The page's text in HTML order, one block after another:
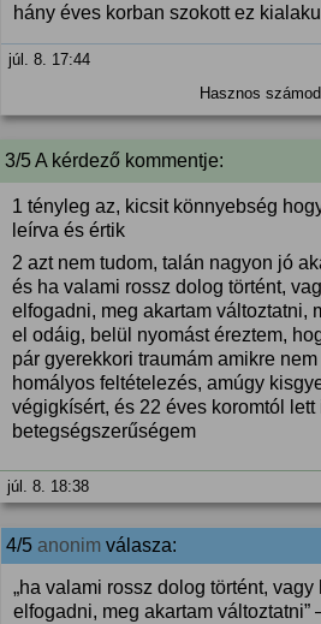
hány éves korban szokott ez
júl. 8. 17:44
Hasznos
3/5 A kérdező kommentje:
1 tényleg az, kicsit könnyebség
leírva és értik
2 azt nem tudom, talán nagyon jó
és ha valami rossz dolog történt,
elfogadni, meg akartam változtatni,
el odáig, belül nyomást éreztem,
pár gyerekkori traumám amikre
homályos feltételezés, amúgy
végigkísért, és 22 éves koromtól lett
betegségszerűségem
júl. 8. 18:38
4/5 anonim válasza:
„ha valami rossz dolog történt,
elfogadni, meg akartam változtatni”